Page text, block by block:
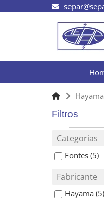
Hayama
Filtros
Categorias
Fontes (5)
Fabricante
Hayama (5)